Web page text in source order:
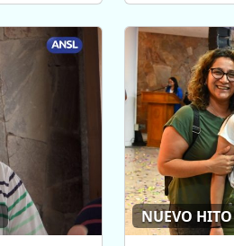
NUEVO HITO